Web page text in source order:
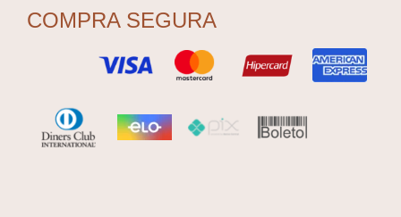
COMPRA SEGURA